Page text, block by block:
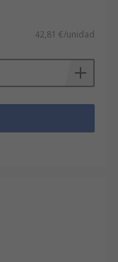
42,81 €/unidad